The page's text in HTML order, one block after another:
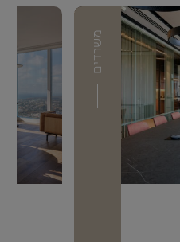
משרדים